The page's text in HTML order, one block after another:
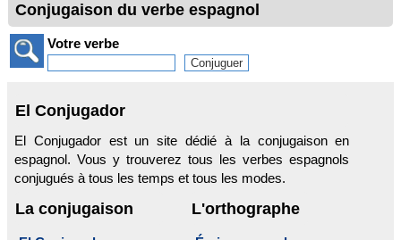
Conjugaison du verbe espagnol
Votre verbe
El Conjugador
El Conjugador est un site dédié à la conjugaison en
espagnol. Vous y trouverez tous les verbes espagnols
conjugués à tous les temps et tous les modes.
La conjugaison L'orthographe